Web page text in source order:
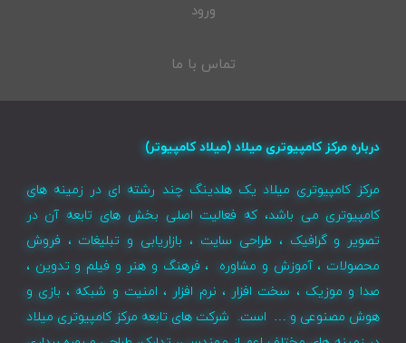
ورود
تماس با ما
درباره مرکز کامپیوتری میلاد (میلاد کامپیوتر)
مرکز کامپیوتری میلاد یک هلدینگ چند رشته ای در زمینه های
کامپیوتری می باشد، که فعالیت اصلی بخش های تابعه آن در
تصویر و گرافیک ، طراحی سایت ، بازاریابی و تبلیغات ، فروش
محصولات ، آموزش و مشاوره ، فرهنگ و هنر و فیلم و تدوین ،
صدا و موزیک ، سخت افزار ، نرم افزار ، امنیت و شبکه ، بازی و
هوش مصنوعی و … است. شرکت های تابعه مرکز کامپیوتری میلاد